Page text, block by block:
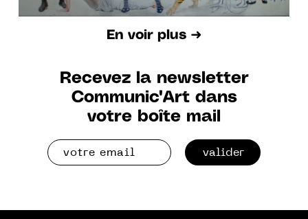
En voir plus ➜
Recevez la newsletter
Communic'Art dans
votre boîte mail
valider